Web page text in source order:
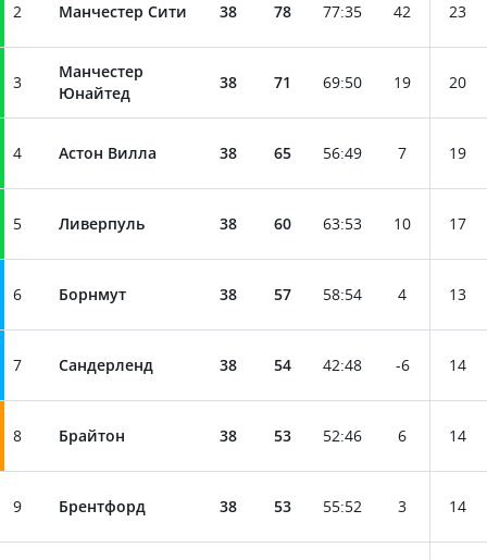
2 Манчестер Сити 38 78 77:35 42 23
3
Манчестер
Юнайтед
38 71 69:50 19 20
4 Астон Вилла 38 65 56:49 7 19
5 Ливерпуль 38 60 63:53 10 17
6 Борнмут 38 57 58:54 4 13
7 Сандерленд 38 54 42:48 -6 14
8 Брайтон 38 53 52:46 6 14
9 Брентфорд 38 53 55:52 3 14